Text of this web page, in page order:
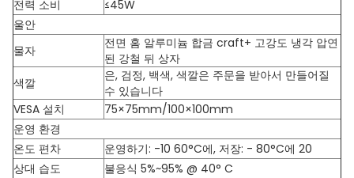
전력 소비
≤45W
울안
물자
전면 홈 알루미늄 합금 craft+ 고강도 냉각 압연
된 강철 뒤 상자
색깔
은, 검정, 백색, 색깔은 주문을 받아서 만들어질
수 있습니다
VESA 설치
75×75mm/100×100mm
운영 환경
온도 편차
운영하기: -10 60°C에, 저장: - 80°C에 20
상대 습도
불응식 5%~95% @ 40° C